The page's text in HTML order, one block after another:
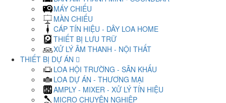
MÁY CHIẾU
MÀN CHIẾU
CÁP TÍN HIỆU - DÂY LOA HOME
THIẾT BỊ LƯU TRỮ
XỬ LÝ ÂM THANH - NỘI THẤT
THIẾT BỊ DỰ ÁN
LOA HỘI TRƯỜNG - SÂN KHẤU
LOA DỰ ÁN - THƯƠNG MẠI
AMPLY - MIXER - XỬ LÝ TÍN HIỆU
MICRO CHUYÊN NGHIỆP